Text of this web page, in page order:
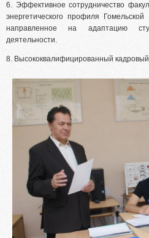
6. Эффективное сотрудничество
энергетического профиля
направленное на адаптацию
деятельности.
8. Высококвалифицированный